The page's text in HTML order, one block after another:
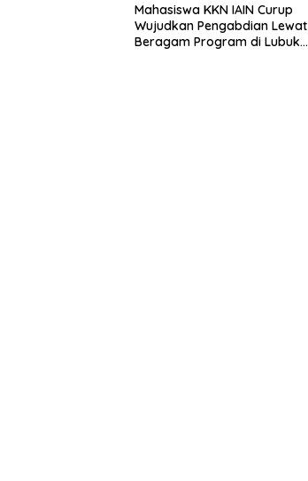
Mahasiswa KKN IAIN Curup
Wujudkan Pengabdian Lewat
Beragam Program di Lubuk